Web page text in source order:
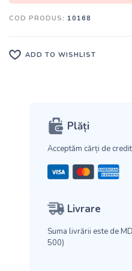
COD PRODUS: 10168
ADD TO WISHLIST
Plăți
Acceptăm cărți de credit
Livrare
Suma livrării este de
500)